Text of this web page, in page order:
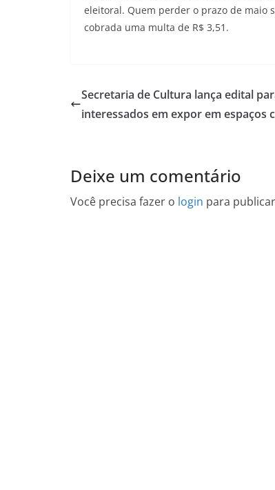
eleitoral. Quem perder o prazo de maio
cobrada uma multa de R$ 3,51.
Secretaria de Cultura lança edital
interessados em expor em espaços
Deixe um comentário
Você precisa fazer o login para